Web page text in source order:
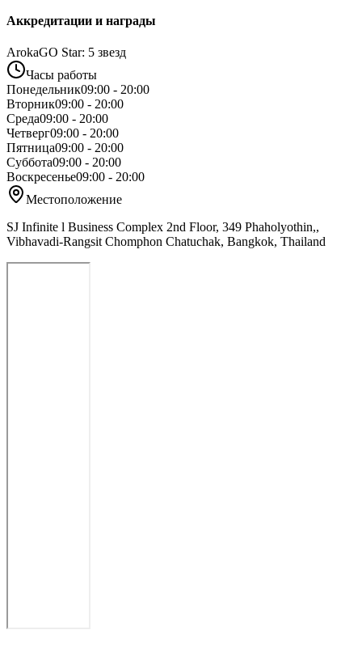
Аккредитации и награды
ArokaGO Star: 5 звезд
Часы работы
Понедельник09:00 - 20:00
Вторник09:00 - 20:00
Среда09:00 - 20:00
Четверг09:00 - 20:00
Пятница09:00 - 20:00
Суббота09:00 - 20:00
Воскресенье09:00 - 20:00
Местоположение
SJ Infinite l Business Complex 2nd Floor, 349 Phaholyothin,,
Vibhavadi-Rangsit Chomphon Chatuchak, Bangkok, Thailand